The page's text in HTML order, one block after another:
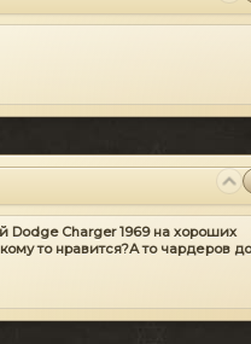
Dodge Charger 1969 на хороших
то нравится?А то чардеров